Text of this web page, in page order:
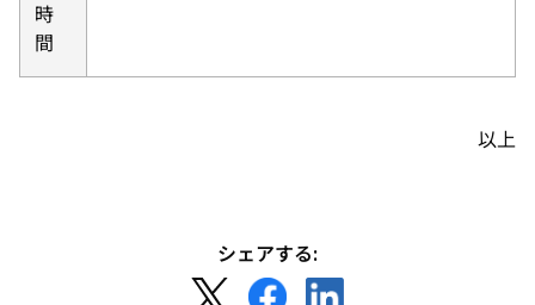
時
間
以上
シェアする:
新